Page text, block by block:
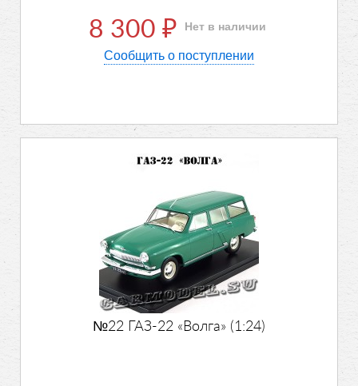
8 300 ₽ Нет в наличии
Сообщить о поступлении
№22 ГАЗ-22 «Волга» (1:24)